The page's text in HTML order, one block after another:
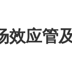
效应管